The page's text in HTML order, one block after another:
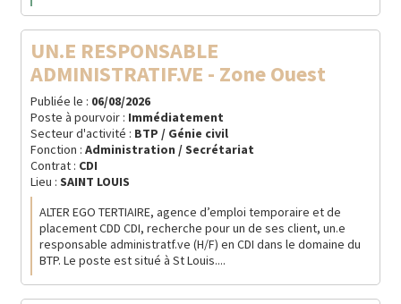
UN.E RESPONSABLE
ADMINISTRATIF.VE - Zone Ouest
Publiée le : 06/08/2026
Poste à pourvoir : Immédiatement
Secteur d'activité : BTP / Génie civil
Fonction : Administration / Secrétariat
Contrat : CDI
Lieu : SAINT LOUIS
ALTER EGO TERTIAIRE, agence d’emploi temporaire et de
placement CDD CDI, recherche pour un de ses client, un.e
responsable administratf.ve (H/F) en CDI dans le domaine du
BTP. Le poste est situé à St Louis....